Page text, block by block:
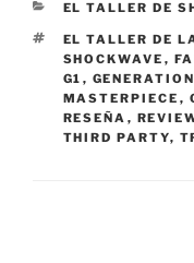
CATEGORIES
EL TALLER DE
TAGS
EL TALLER DE
SHOCKWAVE ,
G1 ,
MASTERPIECE ,
RESEÑA ,
THIRD PARTY,